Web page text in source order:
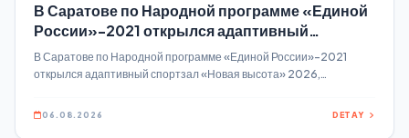
В Саратове по Народной программе «Единой
России»-2021 открылся адаптивный
спортзал «Новая высота»
В Саратове по Народной программе «Единой России»-2021
открылся адаптивный спортзал «Новая высота» 2026,
ветеранов СВО началась реализация проекта Новый
06.08.2026 DETAY